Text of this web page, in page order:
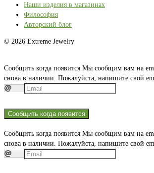
Наши изделия в магазинах
Философия
Авторский блог
© 2026 Extreme Jewelry
Сообщить когда появится Мы сообщим вам на
снова в наличии. Пожалуйста, напишите свой
Сообщить когда появится
Сообщить когда появится Мы сообщим вам на
снова в наличии. Пожалуйста, напишите свой